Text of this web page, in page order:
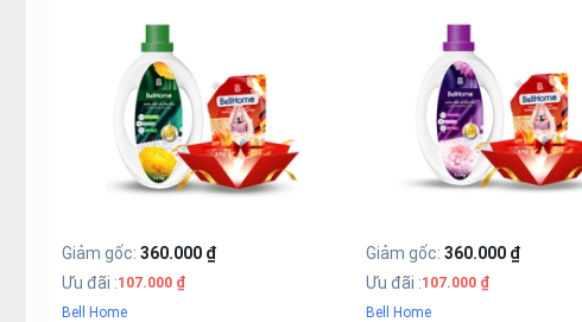
Giảm gốc: 360.000 ₫
Ưu đãi :107.000 ₫
Bell Home
154.000 ₫
Bell Home
Túi Nước Xả Vải Bell Home Đỏ